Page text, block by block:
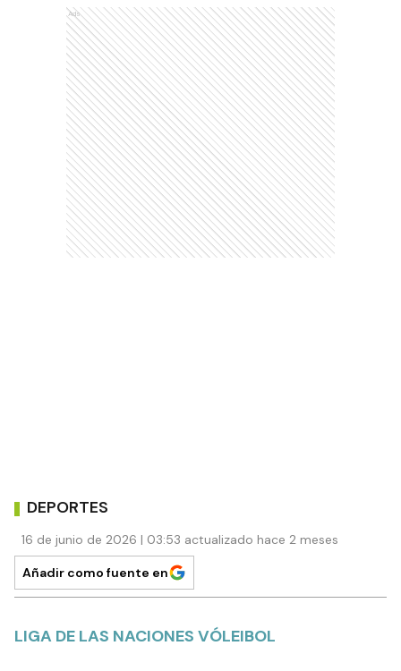
Ads
DEPORTES
16 de junio de 2026 | 03:53 actualizado hace 2 meses
Añadir como fuente en
LIGA DE LAS NACIONES VÓLEIBOL